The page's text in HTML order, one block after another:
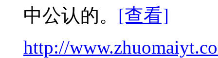
中公认的。 [查看]
http://